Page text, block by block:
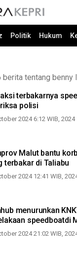
Politik Hukum
berita tentang benny
terbakarnya
polisi
2024 6:12 WIB, 2024
Malut bantu
terbakar di Taliabu
2024 12:41 WIB,
menurunkan
speedboatdi
2024 21:02 WIB,